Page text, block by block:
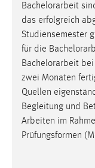
Bachelorarbeit
das erfolgreich
Studiensemester
für die
Bachelorarbeit
zwei Monaten
Quellen
Begleitung und
Arbeiten im
Prüfungsformen